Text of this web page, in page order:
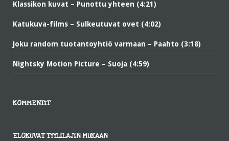
Klassikon kuvat – Punottu yhteen (4:21)
Katukuva-films – Sulkeutuvat ovet (4:02)
Joku random tuotantoyhtiö varmaan – Paahto (3:18)
Nightsky Motion Picture – Suoja (4:59)
KOMMENTIT
ELOKUVAT TYYLILAJIN MUKAAN